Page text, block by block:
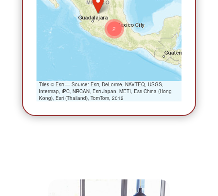
2
Tiles © Esri — Source: Esri, DeLorme, NAVTEQ, USGS,
Intermap, iPC, NRCAN, Esri Japan, METI, Esri China (Hong
Kong), Esri (Thailand), TomTom, 2012